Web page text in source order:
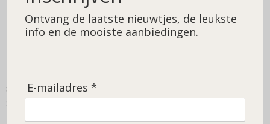
spieren". Fibromyalgie veroorzaakt onder andere pijn,
stijfheid en vermoeidheid die chronisch zijn.
Ontvang de laatste nieuwtjes, de leukste
info en de mooiste aanbiedingen.
E-mailadres *